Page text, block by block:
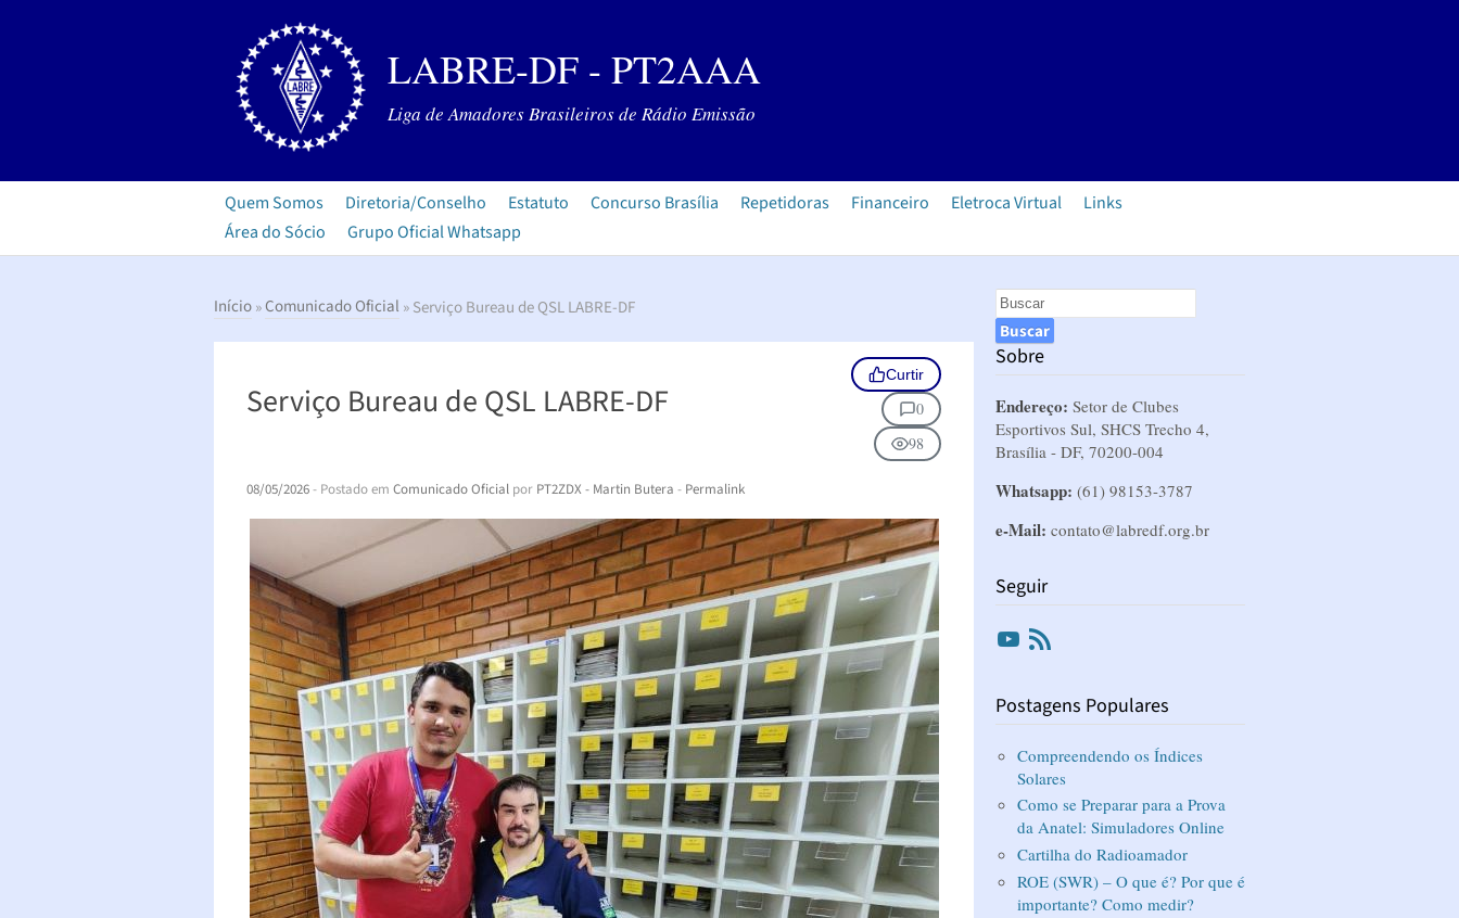
LABRE-DF - PT2AAA
Liga de Amadores Brasileiros de Rádio Emissão
Quem Somos Diretoria/Conselho Estatuto Concurso Brasília Repetidoras Financeiro Eletroca Virtual
Links
Área do Sócio
Grupo Oficial Whatsapp
Início»Comunicado Oficial » Serviço Bureau de QSL LABRE-DF
Serviço Bureau de QSL LABRE-DF
Curtir
0
98
08/05/2026- Postado em Comunicado Oficial por PT2ZDX - Martin Butera - Permalink
Sobre
Endereço: Setor de Clubes
Esportivos Sul, SHCS Trecho 4,
Brasília - DF, 70200-004
Whatsapp: (61) 98153-3787
e-Mail: contato@labredf.org.br
Seguir
Youtube
Postagens Populares
Compreendendo os Índices
Solares
Como se Preparar para a Prova
da Anatel: Simuladores Online
Cartilha do Radioamador
ROE (SWR) – O que é? Por que é
importante? Como medir?